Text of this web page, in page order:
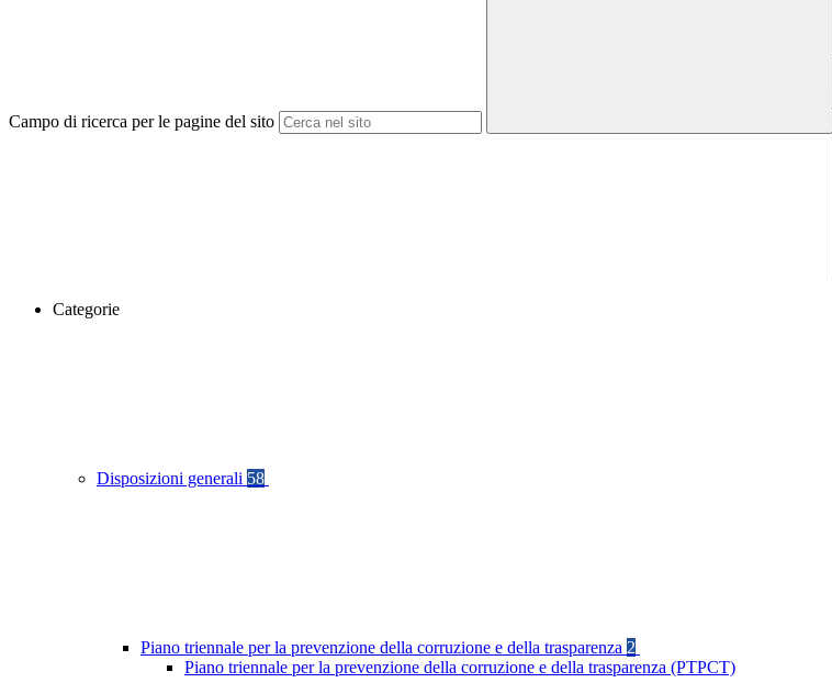
Campo di ricerca per le pagine del sito
Categorie
Disposizioni generali 58
Piano triennale per la prevenzione della corruzione e della trasparenza 2
Piano triennale per la prevenzione della corruzione e della trasparenza (PTPCT)